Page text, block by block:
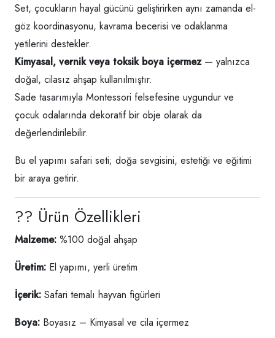
Set, çocukların hayal gücünü geliştirirken aynı zamanda el-
göz koordinasyonu, kavrama becerisi ve odaklanma
yetilerini destekler.
Kimyasal, vernik veya toksik boya içermez— yalnızca
doğal, cilasız ahşap kullanılmıştır.
Sade tasarımıyla Montessori felsefesine uygundur ve
çocuk odalarında dekoratif bir obje olarak da
değerlendirilebilir.
Bu el yapımı safari seti; doğa sevgisini, estetiği ve eğitimi
bir araya getirir.
?? Ürün Özellikleri
Malzeme: %100 doğal ahşap
Üretim: El yapımı, yerli üretim
İçerik: Safari temalı hayvan figürleri
Boya: Boyasız – Kimyasal ve cila içermez